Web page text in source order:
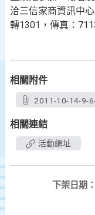
洽三信家商資訊中
轉1301，傳真：
相關附件
2011-10-14-9-
相關連結
活動網址
下架日期：